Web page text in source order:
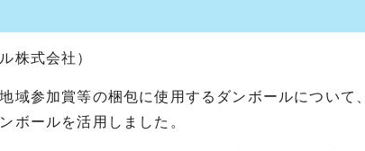
株式会社）
参加賞等の梱包に使用するダンボールについて
ボールを活用しました。